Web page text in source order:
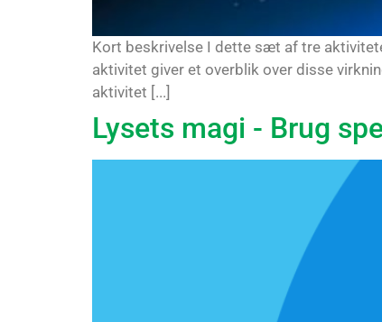
Kort beskrivelse I dette sæt af tre
aktivitet giver et overblik over disse
aktivitet [...]
Lysets magi - Brug